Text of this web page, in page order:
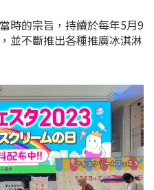
時的宗旨，持續於每年5月9
並不斷推出各種推廣冰淇淋